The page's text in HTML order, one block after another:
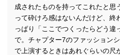
成されたものを持ってこれたと思
って砕けろ感はないんだけど、終
っぱり「ここでつくったらどう違
で。チャプター7のファッション
で上演するときはあれぐらいの尺